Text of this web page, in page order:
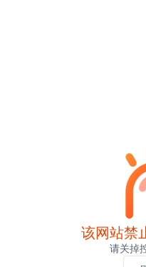
该网站禁
请关掉